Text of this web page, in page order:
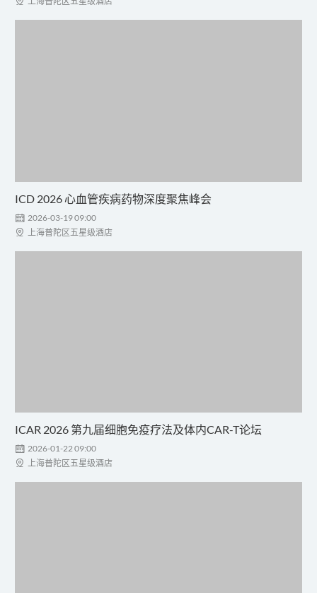
ICD 2026 心血管疾病药物深度聚焦峰会
 2026-03-19 09:00
 上海普陀区五星级酒店
ICAR 2026 第九届细胞免疫疗法及体内CAR-T论坛
 2026-01-22 09:00
 上海普陀区五星级酒店